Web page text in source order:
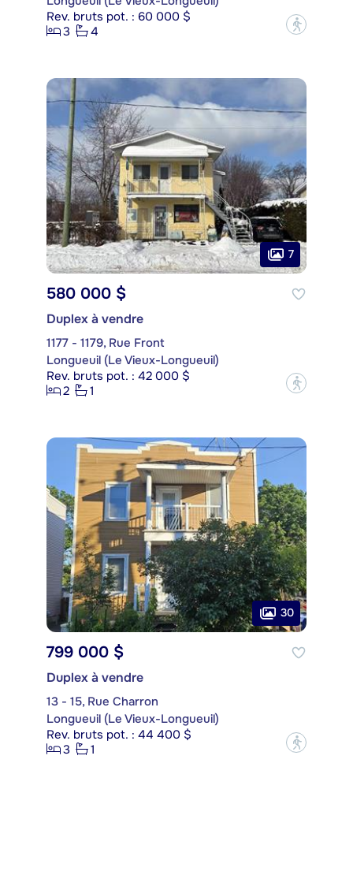
Rev. bruts pot. : 60 000 $
3
4 ?
7
580 000 $
Duplex à vendre
1177 - 1179, Rue Front
Longueuil (Le Vieux-Longueuil)
Rev. bruts pot. : 42 000 $
2
1 ?
30
799 000 $
Duplex à vendre
13 - 15, Rue Charron
Longueuil (Le Vieux-Longueuil)
Rev. bruts pot. : 44 400 $
3
1 ?